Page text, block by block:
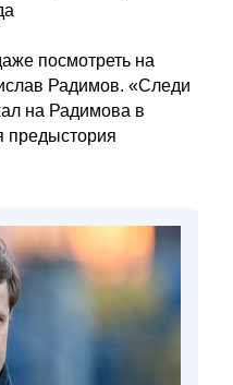
посмотреть на
Радимов. «Следи
на Радимова в
предыстория